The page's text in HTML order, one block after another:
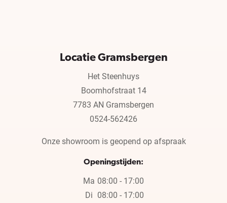
Locatie Gramsbergen
Het Steenhuys
Boomhofstraat 14
7783 AN Gramsbergen
0524-562426
Onze showroom is geopend op afspraak
Openingstijden:
Ma 08:00 - 17:00
Di 08:00 - 17:00